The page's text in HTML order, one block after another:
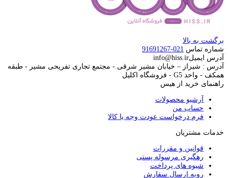
برگشت به بالا
شماره تماس 021-91691267
آدرس ایمیلinfo@hiss.ir
آدرس : شیراز – خیابان مشیر شرقی - مجتمع تجاری تفریحی مشیر - طبقه
همکف - واحد G5 - فروشگاه اکلیل
راهنمای خرید از هیس
آرشیو محصولات
حساب من
فرم درخواست عودت وجه یا کالا
خدمات مشتریان
قوانین و مقررات
رهگیری مرسوله پستی
شیوه های پرداخت
رویه ارسال سفارش